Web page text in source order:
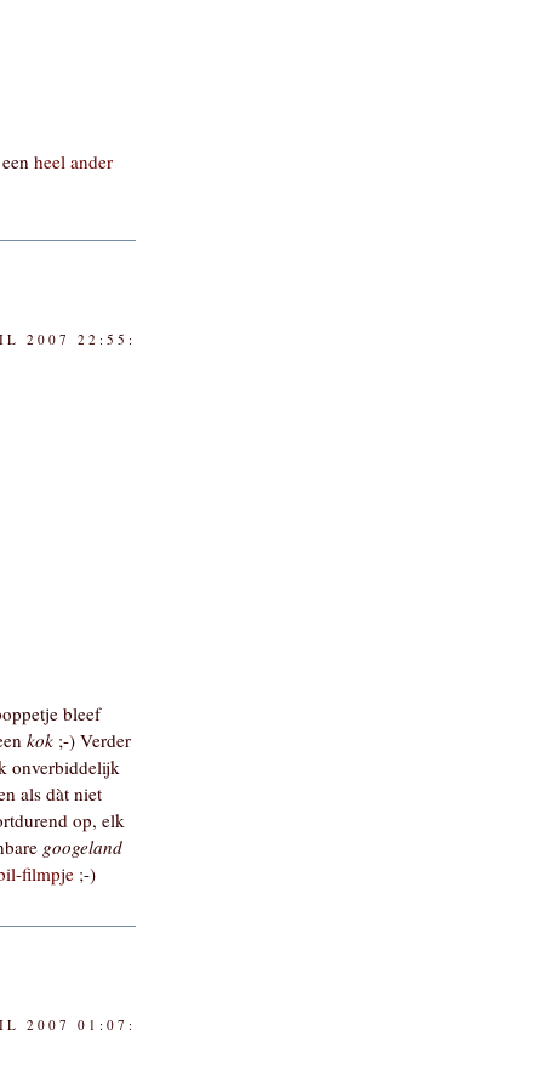
heel ander
2007 22:55:
bleef
kok ;-) Verder
onverbiddelijk
als dàt niet
op, elk
googeland
filmpje ;-)
2007 01:07: